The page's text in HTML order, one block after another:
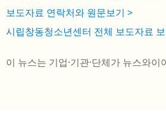
보도자료 연락처와 원문보기 >
시립창동청소년센터 전체 보도자료
이 뉴스는 기업·기관·단체가 뉴스와